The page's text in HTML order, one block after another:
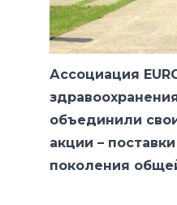
Ассоциация
объединили
акции –
поколения
Сразу после
искусственной